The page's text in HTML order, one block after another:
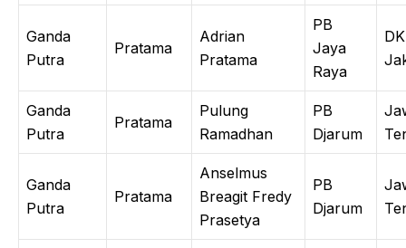
Ganda
Putra
Pratama
Adrian
Pratama
PB
Jaya
Raya
Ganda
Putra
Pratama
Pulung
Ramadhan
PB
Djarum
Ganda
Putra
Pratama
Anselmus
Breagit Fredy
Prasetya
PB
Djarum